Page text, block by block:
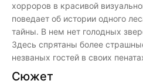
хорроров в красивой
поведает об истории одного
тайны. В нем нет голодных
Здесь спрятаны более
незваных гостей в своих
Сюжет